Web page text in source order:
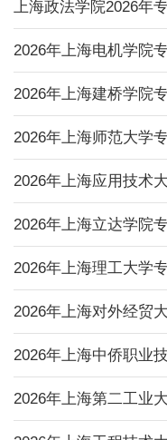
上海政法学院2026年
2026年上海电机学院
2026年上海建桥学院
2026年上海师范大学
2026年上海应用技术
2026年上海立达学院
2026年上海理工大学
2026年上海对外经贸
2026年上海中侨职业
2026年上海第二工业